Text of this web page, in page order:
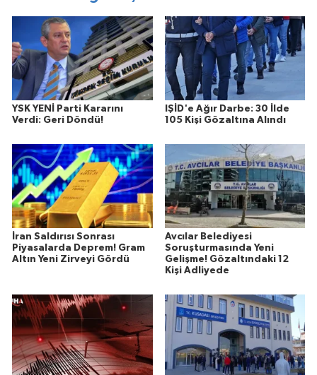
YSK YENİ Parti Kararını
Verdi: Geri Döndü!
IŞİD'e Ağır Darbe: 30 İlde
105 Kişi Gözaltına Alındı
İran Saldırısı Sonrası
Piyasalarda Deprem! Gram
Altın Yeni Zirveyi Gördü
Avcılar Belediyesi
Soruşturmasında Yeni
Gelişme! Gözaltındaki 12
Kişi Adliyede